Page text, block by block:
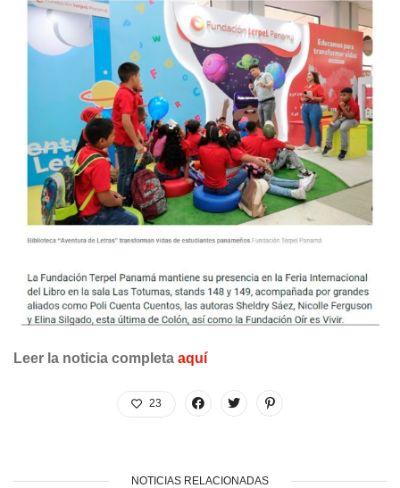
Leer la noticia completa aquí
23
NOTICIAS RELACIONADAS